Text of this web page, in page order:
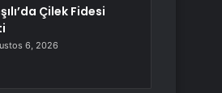
Çilek Fidesi
6, 2026